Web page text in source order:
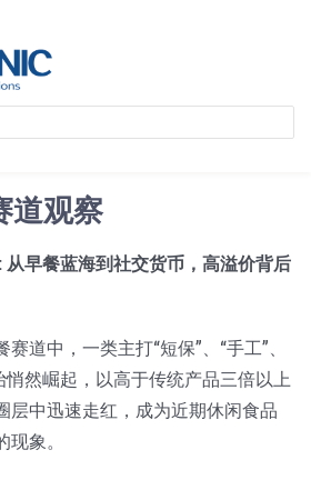
道观察
早餐蓝海到社交货币，高溢价背后
道中，一类主打“短保”、“手工”、
悄然崛起，以高于传统产品三倍以上
层中迅速走红，成为近期休闲食品
象。